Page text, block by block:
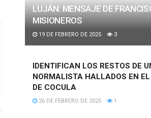
LUJÁN: MENSAJE DE
MISIONEROS
19 DE FEBRERO DE 2025 3
IDENTIFICAN LOS RESTOS DE
NORMALISTA HALLADOS EN EL
DE COCULA
26 DE FEBRERO DE 2025 1